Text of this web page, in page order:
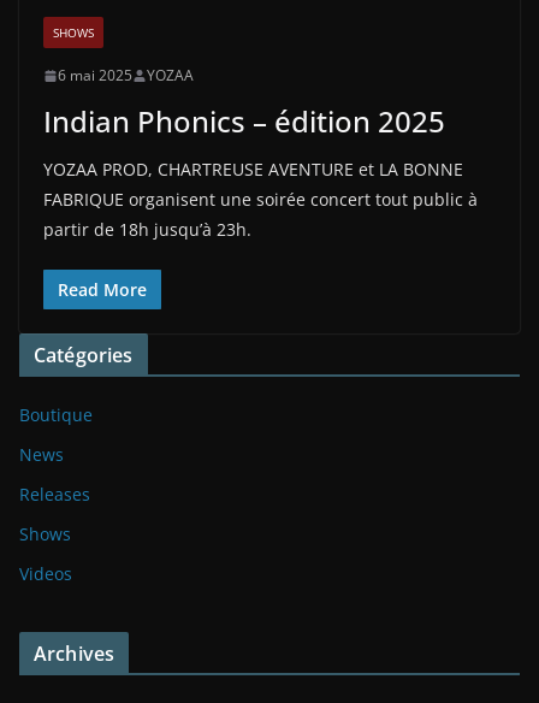
SHOWS
6 mai 2025 YOZAA
Indian Phonics – édition 2025
YOZAA PROD, CHARTREUSE AVENTURE et LA BONNE
FABRIQUE organisent une soirée concert tout public à
partir de 18h jusqu’à 23h.
Read More
Catégories
Boutique
News
Releases
Shows
Videos
Archives